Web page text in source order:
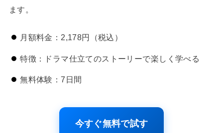
ます。
月額料金：2,178円（税込）
特徴：ドラマ仕立てのストーリーで楽しく学べる
無料体験：7日間
今すぐ無料で試す